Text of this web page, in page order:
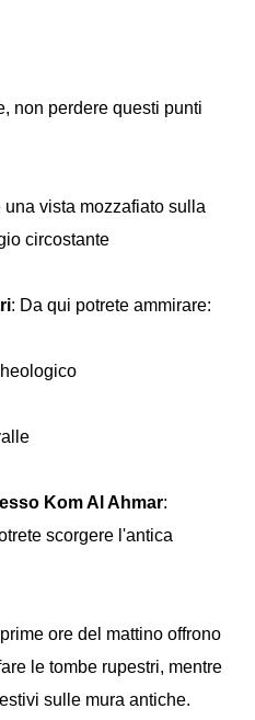
non perdere questi punti
una vista mozzafiato sulla
circostante
: Da qui potrete ammirare:
Kom Al Ahmar:
scorgere l'antica
ore del mattino offrono
le tombe rupestri, mentre
sulle mura antiche.